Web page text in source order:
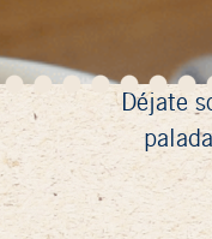
Déjate